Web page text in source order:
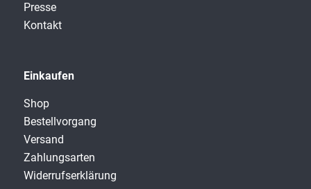
Presse
Kontakt
Einkaufen
Shop
Bestellvorgang
Versand
Zahlungsarten
Widerrufserklärung